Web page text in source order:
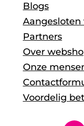
Blogs
Aangesloten
Partners
Over
Onze
Voordelig